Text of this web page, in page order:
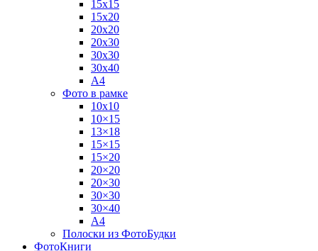
15х15
15х20
20х20
20х30
30х30
30х40
А4
Фото в рамке
10х10
10×15
13×18
15×15
15×20
20×20
20×30
30×30
30×40
A4
Полоски из ФотоБудки
ФотоКниги